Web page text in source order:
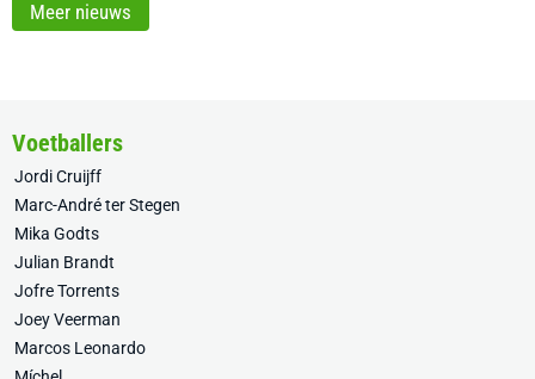
Meer nieuws
Voetballers
Jordi Cruijff
Marc-André ter Stegen
Mika Godts
Julian Brandt
Jofre Torrents
Joey Veerman
Marcos Leonardo